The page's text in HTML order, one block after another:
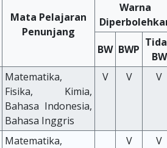
Mata Pelajaran
Penunjang
Warna
BW BWP
BW
Matematika,
Fisika, Kimia,
Bahasa Indonesia,
Bahasa Inggris
V V V
Matematika,
V V